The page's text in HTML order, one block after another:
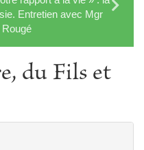
Entretien avec Mgr
du Fils et